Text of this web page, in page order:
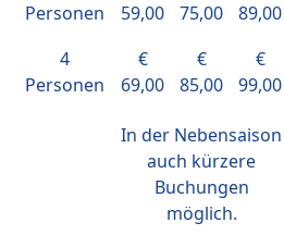
Personen
59,00
75,00
89,00
4
Personen
€
69,00
€
85,00
€
99,00
In der Nebensaison
auch kürzere
Buchungen
möglich.